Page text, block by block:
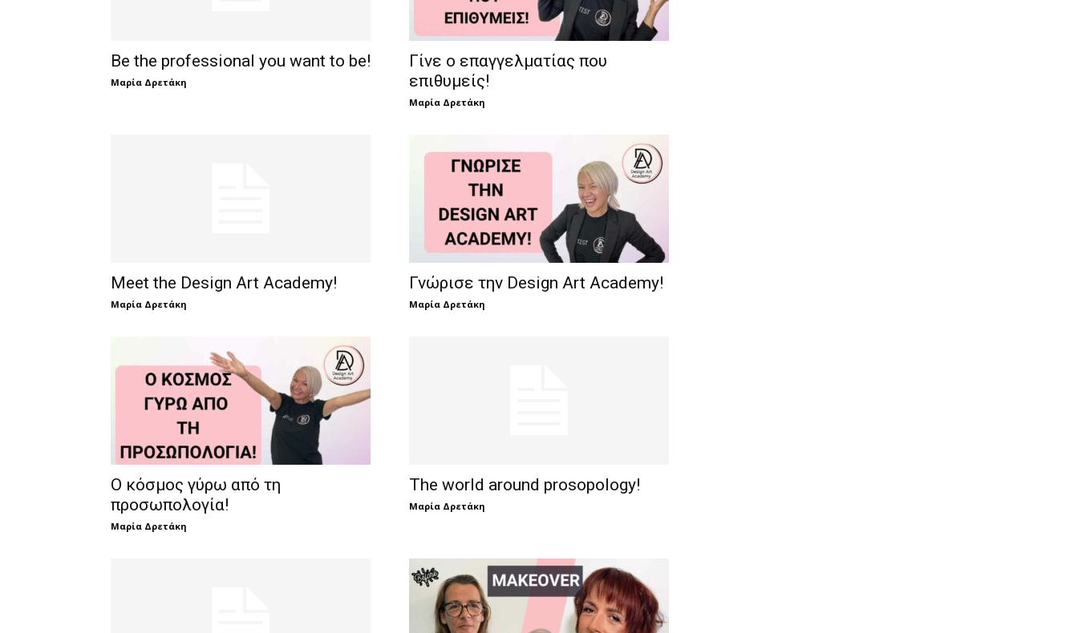
Be the professional you want to be!
Μαρία Δρετάκη
Γίνε ο επαγγελματίας που
επιθυμείς!
Μαρία Δρετάκη
Meet the Design Art Academy!
Μαρία Δρετάκη
Γνώρισε την Design Art Academy!
Μαρία Δρετάκη
Ο κόσμος γύρω από τη
προσωπολογία!
Μαρία Δρετάκη
The world around prosopology!
Μαρία Δρετάκη